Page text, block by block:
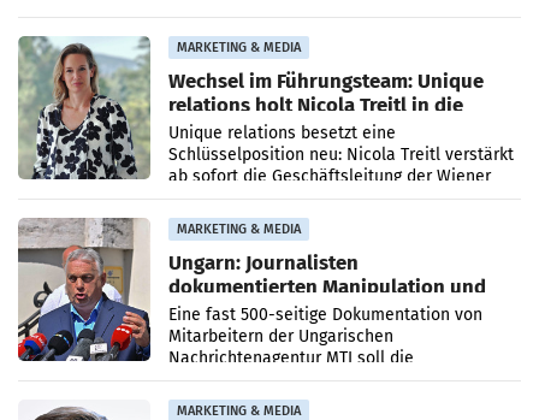
MARKETING & MEDIA
Wechsel im Führungsteam: Unique
relations holt Nicola Treitl in die
Geschäftsleitung
Unique relations besetzt eine
Schlüsselposition neu: Nicola Treitl verstärkt
ab sofort die Geschäftsleitung der Wiener
PR-Agentur an der Seite von Josef Kalina und
Anna Kalina-Mahr.
MARKETING & MEDIA
Ungarn: Journalisten
dokumentierten Manipulation und
Zensur
Eine fast 500-seitige Dokumentation von
Mitarbeitern der Ungarischen
Nachrichtenagentur MTI soll die
systematische Nachrichten-Manipulation und
Zensur bei der Agentur während der Zeit
MARKETING & MEDIA